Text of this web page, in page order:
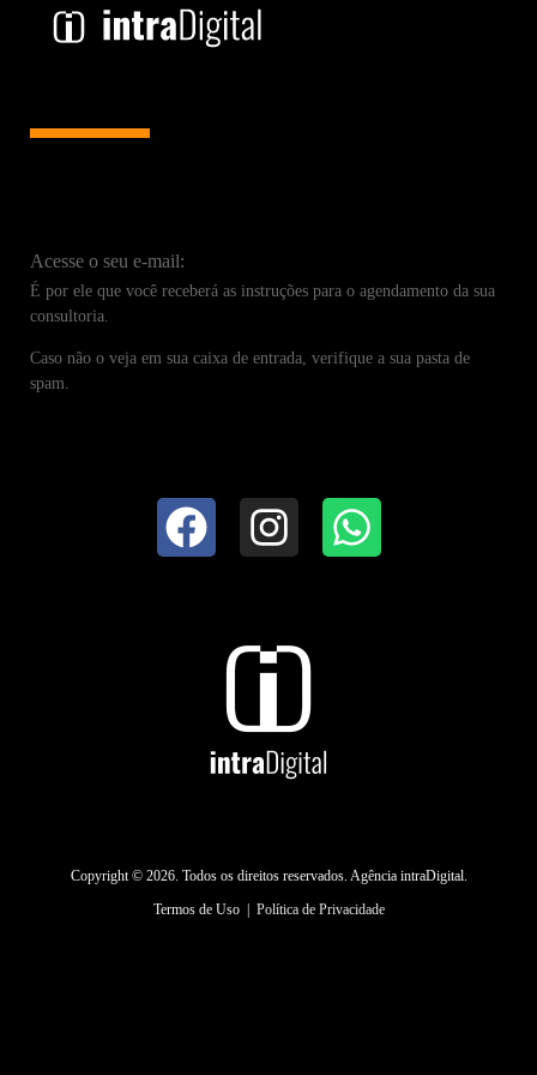
Acesse o seu e-mail:
É por ele que você receberá as instruções para o agendamento da sua
consultoria.
Caso não o veja em sua caixa de entrada, verifique a sua pasta de
spam.
Copyright © 2026. Todos os direitos reservados. Agência intraDigital.
Termos de Uso| Política de Privacidade